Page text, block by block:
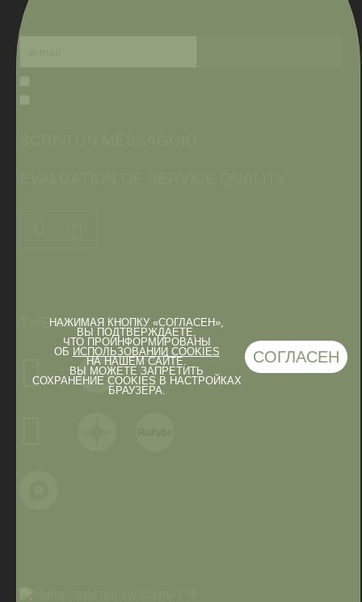
НАЖИМАЯ КНОПКУ «СОГЛАСЕН»,
ВЫ ПОДТВЕРЖДАЕТЕ,
ЧТО ПРОИНФОРМИРОВАНЫ
ОБ ИСПОЛЬЗОВАНИИ COOKIES
НА НАШЕМ САЙТЕ.
ВЫ МОЖЕТЕ ЗАПРЕТИТЬ
СОХРАНЕНИЕ COOKIES В НАСТРОЙКАХ
БРАУЗЕРА.
СОГЛАСЕН
THE MUSEUM IN